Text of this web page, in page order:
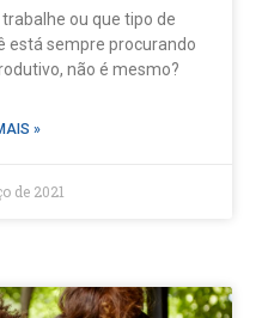
ou que tipo de
está sempre procurando
não é mesmo?
»
de 2021